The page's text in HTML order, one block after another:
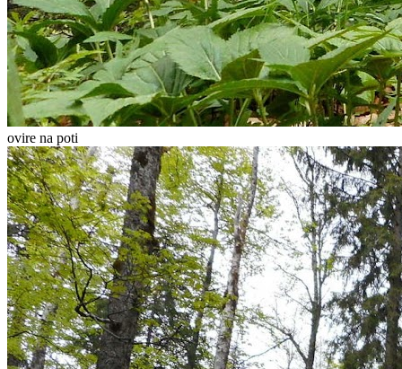
ovire na poti